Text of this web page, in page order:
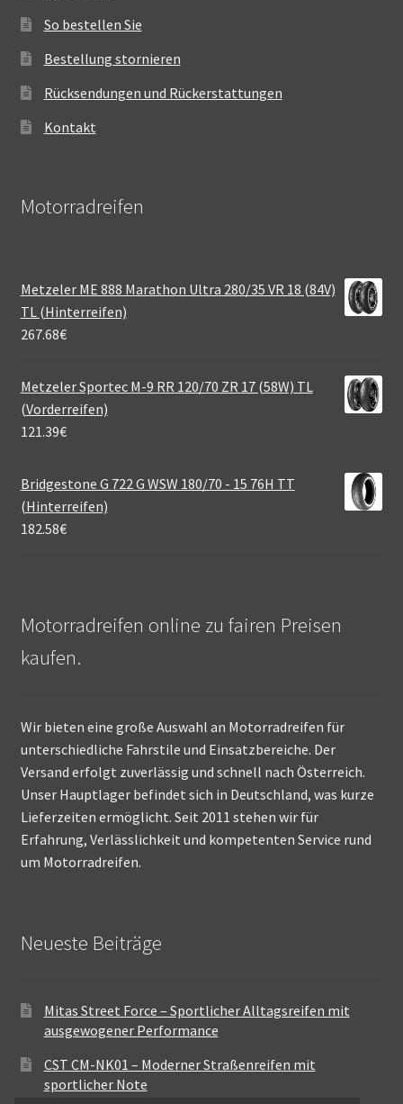
So bestellen Sie
Bestellung stornieren
Rücksendungen und Rückerstattungen
Kontakt
Motorradreifen
Metzeler ME 888 Marathon Ultra 280/35 VR 18 (84V)
TL (Hinterreifen)
267.68€
Metzeler Sportec M-9 RR 120/70 ZR 17 (58W) TL
(Vorderreifen)
121.39€
Bridgestone G 722 G WSW 180/70 - 15 76H TT
(Hinterreifen)
182.58€
Motorradreifen online zu fairen Preisen
kaufen.
Wir bieten eine große Auswahl an Motorradreifen für
unterschiedliche Fahrstile und Einsatzbereiche. Der
Versand erfolgt zuverlässig und schnell nach Österreich.
Unser Hauptlager befindet sich in Deutschland, was kurze
Lieferzeiten ermöglicht. Seit 2011 stehen wir für
Erfahrung, Verlässlichkeit und kompetenten Service rund
um Motorradreifen.
Neueste Beiträge
Mitas Street Force – Sportlicher Alltagsreifen mit
ausgewogener Performance
CST CM-NK01 – Moderner Straßenreifen mit
sportlicher Note